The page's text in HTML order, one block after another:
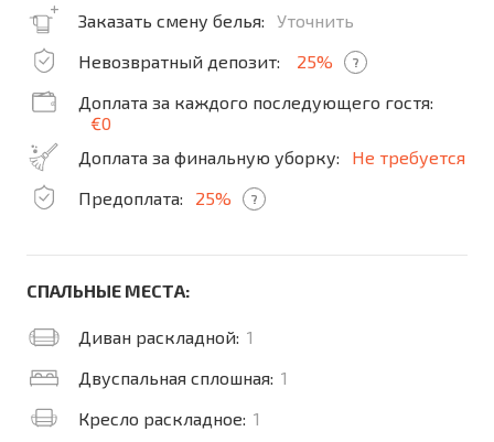
Заказать смену белья:
Уточнить
Невозвратный депозит:
25% ?
Доплата за каждого последующего гостя:
€0
Доплата за финальную уборку:
Не требуется
Предоплата:
25% ?
СПАЛЬНЫЕ МЕСТА:
Диван раскладной: 1
Двуспальная сплошная: 1
Кресло раскладное: 1